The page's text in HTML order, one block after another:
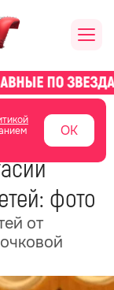
ОК
фото
от